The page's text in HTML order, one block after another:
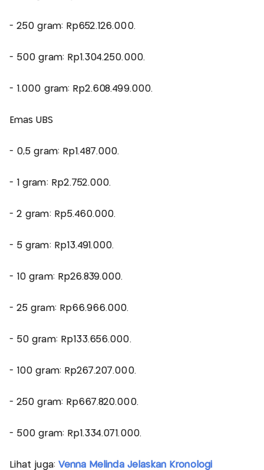
- 250 gram: Rp652.126.000.
- 500 gram: Rp1.304.250.000.
- 1.000 gram: Rp2.608.499.000.
Emas UBS
- 0,5 gram: Rp1.487.000.
- 1 gram: Rp2.752.000.
- 2 gram: Rp5.460.000.
- 5 gram: Rp13.491.000.
- 10 gram: Rp26.839.000.
- 25 gram: Rp66.966.000.
- 50 gram: Rp133.656.000.
- 100 gram: Rp267.207.000.
- 250 gram: Rp667.820.000.
- 500 gram: Rp1.334.071.000.
Lihat juga: Venna Melinda Jelaskan Kronologi